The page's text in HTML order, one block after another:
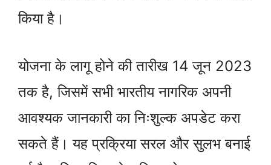
किया है।
योजना के लागू होने की तारीख 14 जून 2023
तक है, जिसमें सभी भारतीय नागरिक अपनी
आवश्यक जानकारी का निःशुल्क अपडेट करा
सकते हैं। यह प्रक्रिया सरल और सुलभ बनाई